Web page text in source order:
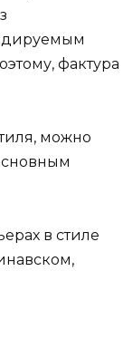
фактура
можно
в стиле